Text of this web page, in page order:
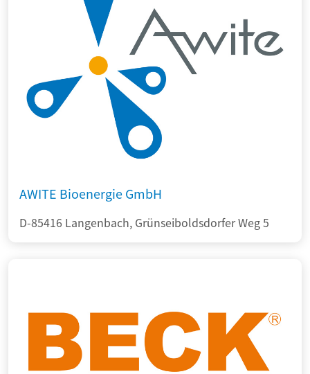
AWITE Bioenergie GmbH
D-85416 Langenbach, Grünseiboldsdorfer Weg 5